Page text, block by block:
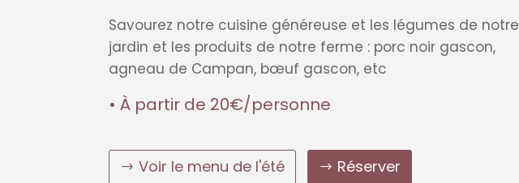
Savourez notre cuisine généreuse et les légumes de notre
jardin et les produits de notre ferme : porc noir gascon,
agneau de Campan, bœuf gascon, etc
• À partir de 20€/personne
Voir le menu de l'été Réserver